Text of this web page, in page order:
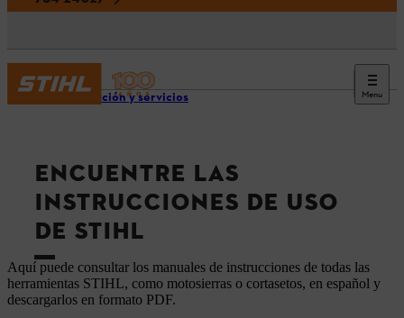
Menu
Información y servicios
ENCUENTRE LAS
INSTRUCCIONES DE USO
DE STIHL
Aquí puede consultar los manuales de instrucciones de todas las
herramientas STIHL, como motosierras o cortasetos, en español y
descargarlos en formato PDF.